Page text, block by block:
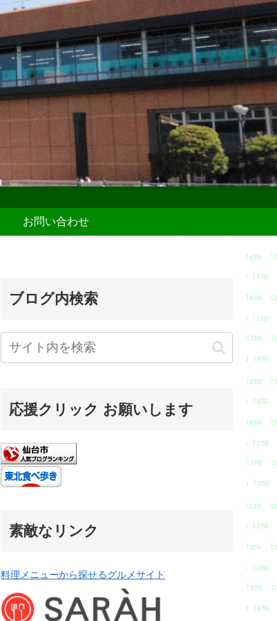
お問い合わせ
ブログ内検索
応援クリック お願いします
素敵なリンク
料理メニューから探せるグルメサイト